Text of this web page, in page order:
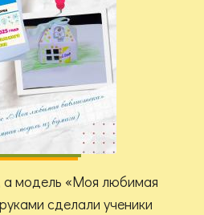
модель «Моя любимая
сделали ученики